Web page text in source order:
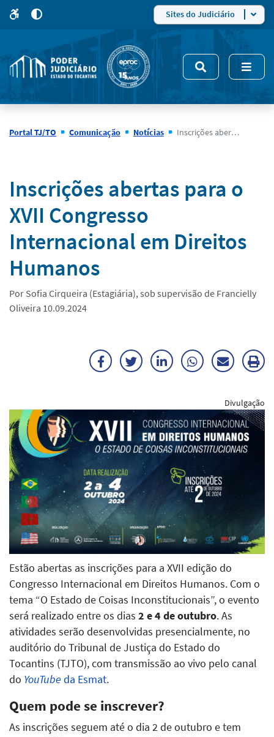
site
5
modo
de
alto
Sites do Judiciário
Portal TJ/TO Comunicação Notícias Inscrições abertas para o XVII Congresso Internacional em Direitos Humanos
Notícias
Inscrições abertas para o
XVII Congresso
Internacional em Direitos
Humanos
Por Sofia Cirqueira (Estagiária), sob supervisão de Francielly
Oliveira 10.09.2024
FacebookTwitterLinkedInWhatsApp
Enviar
E-
mail
Divulgação
Estão abertas as inscrições para a XVII edição do
Congresso Internacional em Direitos Humanos. Com o
tema “O Estado de Coisas Inconstitucionais”, o evento
será realizado entre os dias 2 e 4 de outubro. As
atividades serão desenvolvidas presencialmente, no
auditório do Tribunal de Justiça do Estado do
Tocantins (TJTO), com transmissão ao vivo pelo canal
do YouTube da Esmat.
Quem pode se inscrever?
As inscrições seguem até o dia 2 de outubro e tem